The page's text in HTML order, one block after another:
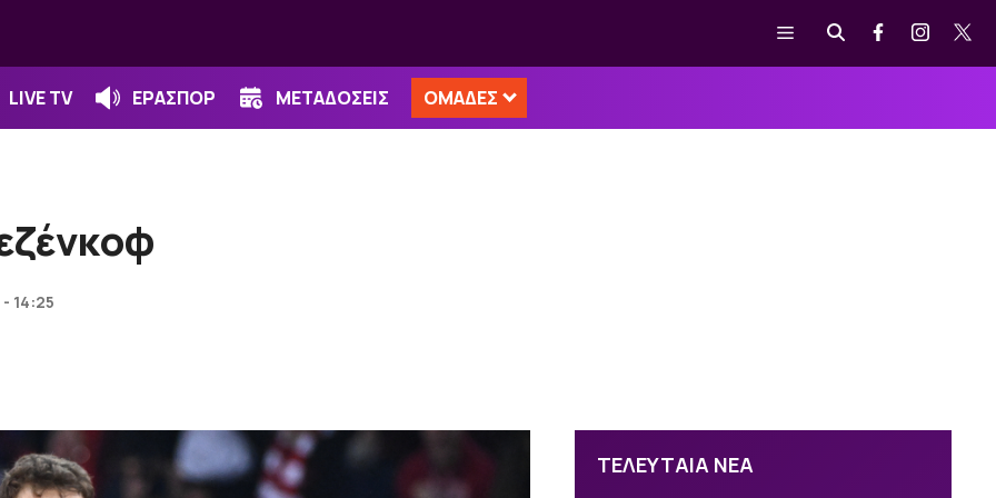
Μενού
LIVE TV ΕΡΑΣΠΟΡ ΜΕΤΑΔΟΣΕΙΣ ΟΜΑΔΕΣ
14:25
ΤΕΛΕΥΤΑΙΑ ΝΕΑ